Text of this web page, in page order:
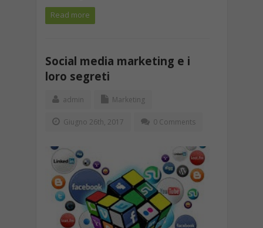
Read more
Social media marketing e i
loro segreti
admin Marketing
Giugno 26th, 2017 0 Comments